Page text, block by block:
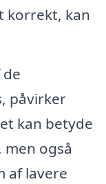
korrekt, kan
påvirker
kan betyde
også
af lavere